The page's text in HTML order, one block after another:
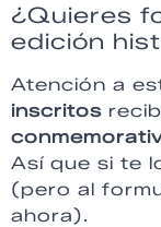
¿Quieres
edición
Atención a
inscritos
Así que si te
(pero al
ahora).